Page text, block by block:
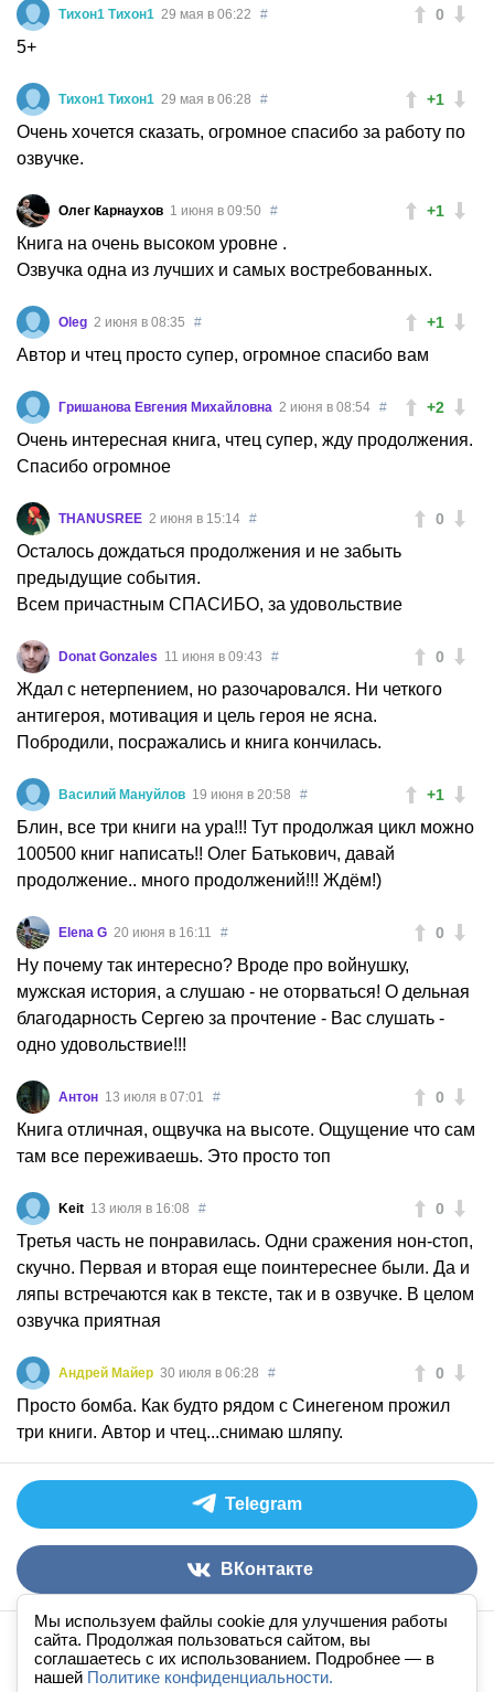
Мы используем файлы cookie для улучшения работы
сайта. Продолжая пользоваться сайтом, вы
соглашаетесь с их использованием. Подробнее — в
нашей Политике конфиденциальности.
0
Тихон1 Тихон1 29 мая в 06:22 #
5+
+1
Тихон1 Тихон1 29 мая в 06:28 #
Очень хочется сказать, огромное спасибо за работу по
озвучке.
+1
Олег Карнаухов 1 июня в 09:50 #
Книга на очень высоком уровне .
Озвучка одна из лучших и самых востребованных.
+1
Oleg 2 июня в 08:35 #
Автор и чтец просто супер, огромное спасибо вам
+2
Гришанова Евгения Михайловна 2 июня в 08:54 #
Очень интересная книга, чтец супер, жду продолжения.
Спасибо огромное
0
THANUSREE 2 июня в 15:14 #
Осталось дождаться продолжения и не забыть
предыдущие события.
Всем причастным СПАСИБО, за удовольствие
0
Donat Gonzales 11 июня в 09:43 #
Ждал с нетерпением, но разочаровался. Ни четкого
антигероя, мотивация и цель героя не ясна.
Побродили, посражались и книга кончилась.
+1
Василий Мануйлов 19 июня в 20:58 #
Блин, все три книги на ура!!! Тут продолжая цикл можно
100500 книг написать!! Олег Батькович, давай
продолжение.. много продолжений!!! Ждём!)
0
Elena G 20 июня в 16:11 #
Ну почему так интересно? Вроде про войнушку,
мужская история, а слушаю - не оторваться! О дельная
благодарность Сергею за прочтение - Вас слушать -
одно удовольствие!!!
0
Антон 13 июля в 07:01 #
Книга отличная, ощвучка на высоте. Ощущение что сам
там все переживаешь. Это просто топ
0
Keit 13 июля в 16:08 #
Третья часть не понравилась. Одни сражения нон-стоп,
скучно. Первая и вторая еще поинтереснее были. Да и
ляпы встречаются как в тексте, так и в озвучке. В целом
озвучка приятная
0
Андрей Майер 30 июля в 06:28 #
Просто бомба. Как будто рядом с Синегеном прожил
три книги. Автор и чтец...снимаю шляпу.
Telegram
ВКонтакте
Аудиокниги слушать онлайн книгав ухе
По всем вопросам:admin@knigavuhe.ru